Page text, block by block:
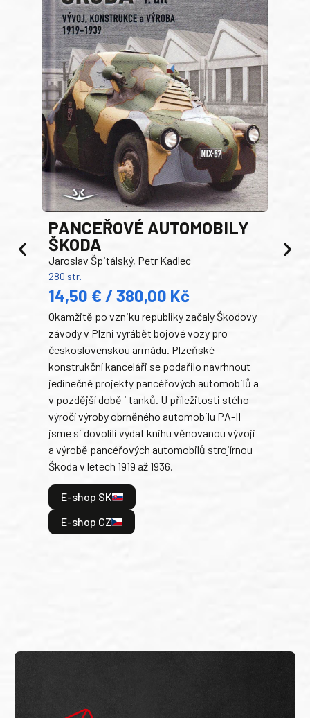
PANCEŘOVÉ AUTOMOBILY
ŠKODA
Jaroslav Špitálský, Petr Kadlec
280 str.
14,50 € / 380,00 Kč
Okamžitě po vzniku republiky začaly Škodovy
závody v Plzni vyrábět bojové vozy pro
československou armádu. Plzeňské
konstrukční kanceláři se podařilo navrhnout
jedinečné projekty pancéřových automobilů a
v pozdější době i tanků. U příležitosti stého
výročí výroby obrněného automobilu PA-II
jsme si dovolili vydat knihu věnovanou vývoji
a výrobě pancéřových automobilů strojírnou
Škoda v letech 1919 až 1936.
E-shop SK
E-shop CZ